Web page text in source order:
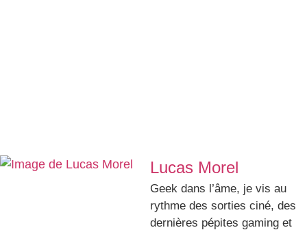
Lucas Morel
Geek dans l’âme, je vis au
rythme des sorties ciné, des
dernières pépites gaming et